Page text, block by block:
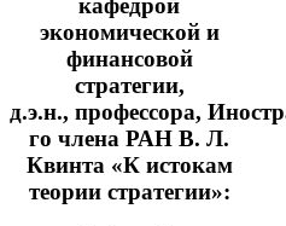
кафедрой
экономической и
финансовой
стратегии,
д.э.н., профессора,
го члена РАН В. Л.
Квинта «К истокам
теории стратегии»: